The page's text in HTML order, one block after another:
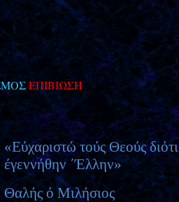
ΕΠΙΒΙΩΣΗ
«Εύχαριστώ τούς Θεούς διότι
έγεννήθην ΄Έλλην»
Θαλής ό Μιλήσιος